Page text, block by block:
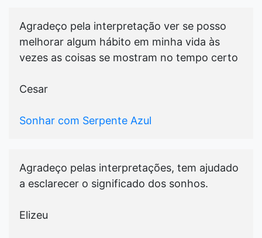
Agradeço pela interpretação ver se posso
melhorar algum hábito em minha vida às
vezes as coisas se mostram no tempo certo
Cesar
Sonhar com Serpente Azul
Agradeço pelas interpretações, tem ajudado
a esclarecer o significado dos sonhos.
Elizeu